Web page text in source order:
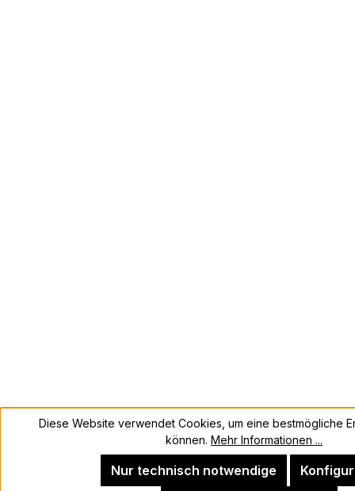
Diese Website verwendet Cookies, um eine bestmögliche
können. Mehr Informationen ...
Nur technisch notwendige